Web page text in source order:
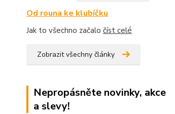
Od rouna ke klubíčku
Jak to všechno začalo číst celé
Zobrazit všechny články
Nepropásněte novinky, akce
a slevy!